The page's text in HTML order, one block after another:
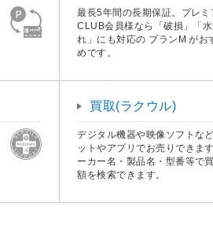
最長5年間の長期保証。プレミ
CLUB会員様なら「破損」「
れ」にも対応の プランM がお
めです。
買取(ラクウル)
デジタル機器や映像ソフトな
ットやアプリでお売りできま
ーカー名・製品名・型番等で
額を検索できます。